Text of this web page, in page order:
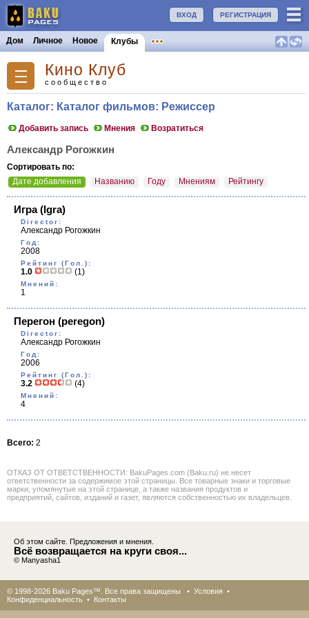
РЕГИСТРАЦИЯ
ВХОД
Дом Личное Новое Клубы
Кино Клуб
сообщество
Каталог: Каталог фильмов: Режиссер
Добавить запись Мнения Возратиться
Александр Рогожкин
Сортировать по:
Дате добавления
Названию Году Мнениям Рейтингу
Игра(Igra)
Director:
Александр Рогожкин
Год:
2008
Рейтинг (Гол.):
1.0 (1)
Мнений:
1
Перегон (peregon)
Director:
Александр Рогожкин
Год:
2006
Рейтинг (Гол.):
3.2 (4)
Мнений:
4
Всего: 2
ОТКАЗ ОТ ОТВЕТСТВЕННОСТИ: BakuPages.com (Baku.ru) не несет
ответственности за содержимое этой страницы. Все товарные знаки и торговые
марки, упомянутые на этой странице, а также названия продуктов и
предприятий, сайтов, изданий и газет, являются собственностью их владельцев.
Об этом сайте. Предложения и мнения.
Всё возвращается на круги своя...
© Manyasha1
© 1998-2026 Baku Pages™. Все права защищены • Условия •
Конфиденциальность • Контакты